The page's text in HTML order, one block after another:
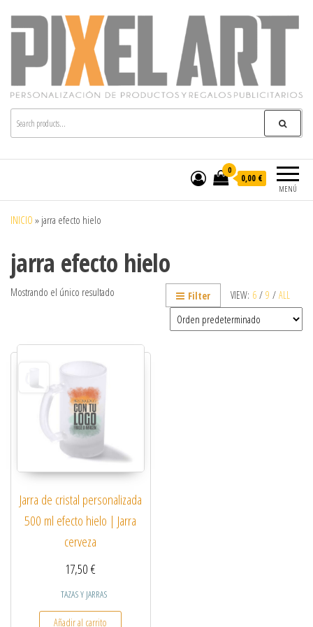
Pixelart
Especialistas en textil publicitario y regalos
personalizados en móstoles
MENÚ
0
0,00 €
INICIO » jarra efecto hielo
jarra efecto hielo
VIEW: 6 / 9 / ALL
Filter
Mostrando el único resultado
Jarra de cristal personalizada
500 ml efecto hielo | Jarra
cerveza
17,50€
TAZAS Y JARRAS
Añadir al carrito